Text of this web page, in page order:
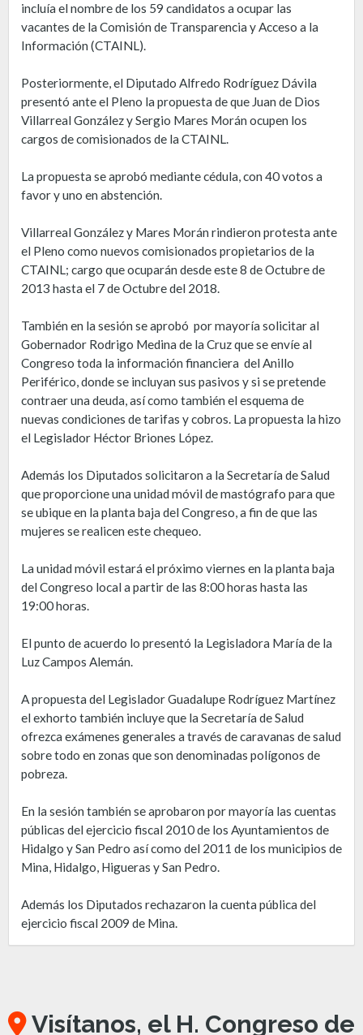
incluía el nombre de los 59 candidatos a ocupar las
vacantes de la Comisión de Transparencia y Acceso a la
Información (CTAINL).
Posteriormente, el Diputado Alfredo Rodríguez Dávila
presentó ante el Pleno la propuesta de que Juan de Dios
Villarreal González y Sergio Mares Morán ocupen los
cargos de comisionados de la CTAINL.
La propuesta se aprobó mediante cédula, con 40 votos a
favor y uno en abstención.
Villarreal González y Mares Morán rindieron protesta ante
el Pleno como nuevos comisionados propietarios de la
CTAINL; cargo que ocuparán desde este 8 de Octubre de
2013 hasta el 7 de Octubre del 2018.
También en la sesión se aprobó por mayoría solicitar al
Gobernador Rodrigo Medina de la Cruz que se envíe al
Congreso toda la información financiera del Anillo
Periférico, donde se incluyan sus pasivos y si se pretende
contraer una deuda, así como también el esquema de
nuevas condiciones de tarifas y cobros. La propuesta la hizo
el Legislador Héctor Briones López.
Además los Diputados solicitaron a la Secretaría de Salud
que proporcione una unidad móvil de mastógrafo para que
se ubique en la planta baja del Congreso, a fin de que las
mujeres se realicen este chequeo.
La unidad móvil estará el próximo viernes en la planta baja
del Congreso local a partir de las 8:00 horas hasta las
19:00 horas.
El punto de acuerdo lo presentó la Legisladora María de la
Luz Campos Alemán.
A propuesta del Legislador Guadalupe Rodríguez Martínez
el exhorto también incluye que la Secretaría de Salud
ofrezca exámenes generales a través de caravanas de salud
sobre todo en zonas que son denominadas polígonos de
pobreza.
En la sesión también se aprobaron por mayoría las cuentas
públicas del ejercicio fiscal 2010 de los Ayuntamientos de
Hidalgo y San Pedro así como del 2011 de los municipios de
Mina, Hidalgo, Higueras y San Pedro.
Además los Diputados rechazaron la cuenta pública del
ejercicio fiscal 2009 de Mina.
Visítanos, el H. Congreso de